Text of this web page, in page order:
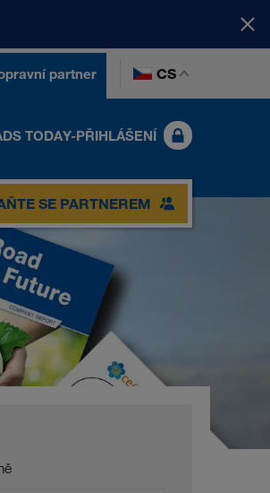
partner CS
TODAY-PŘIHLÁŠENÍ
SE PARTNEREM